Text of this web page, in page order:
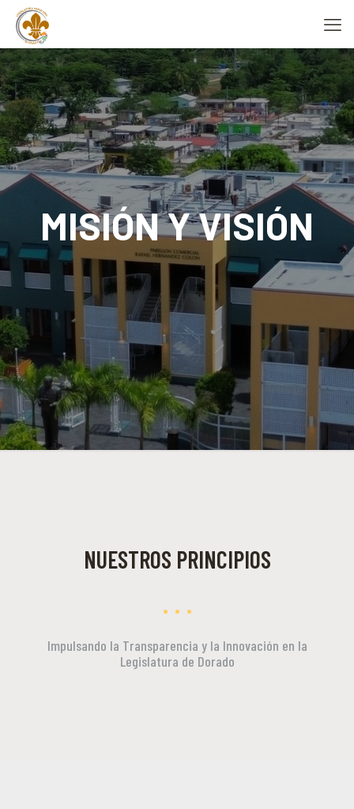
MISIÓN Y VISIÓN
NUESTROS PRINCIPIOS
Impulsando la Transparencia y la Innovación en la
Legislatura de Dorado